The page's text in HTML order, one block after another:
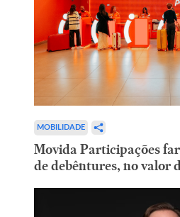
MOBILIDADE
Movida Participações
de debêntures, no valor